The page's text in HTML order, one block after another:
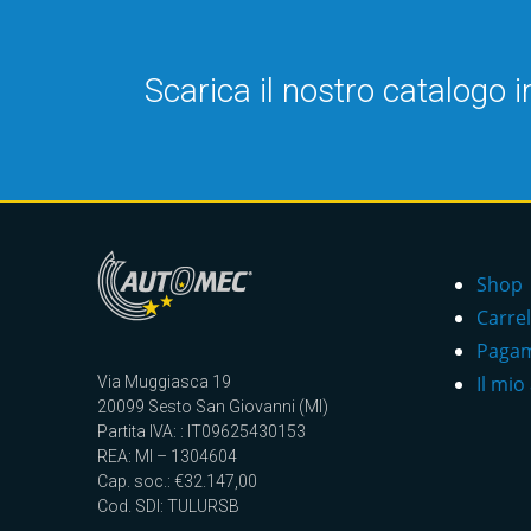
Scarica il nostro catalogo
Via Muggiasca 19
20099 Sesto San Giovanni (MI)
Partita IVA: : IT09625430153
REA: MI – 1304604
Cap. soc.: €32.147,00
Cod. SDI: TULURSB
Shop
Il